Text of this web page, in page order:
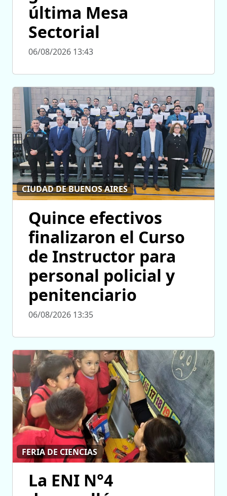
última Mesa
Sectorial
06/08/2026 13:43
CIUDAD DE BUENOS AIRES
Quince efectivos
finalizaron el Curso
de Instructor para
personal policial y
penitenciario
06/08/2026 13:35
FERIA DE CIENCIAS
La ENI N°4